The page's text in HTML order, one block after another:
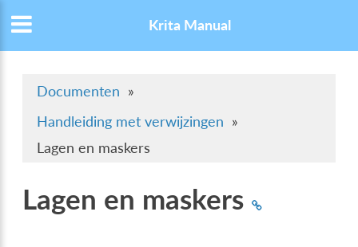
Krita Manual
Documenten »
Handleiding met verwijzingen »
Lagen en maskers
Lagen en maskers